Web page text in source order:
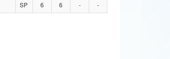
SP 6 6 - -